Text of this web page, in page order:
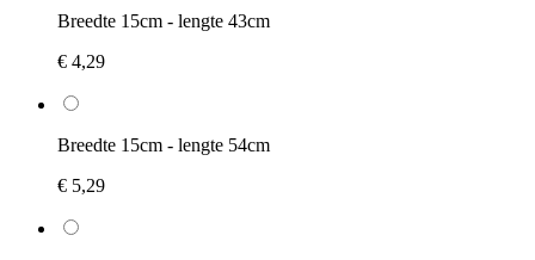
Breedte 15cm - lengte 43cm
€ 4,29
Breedte 15cm - lengte 54cm
€ 5,29